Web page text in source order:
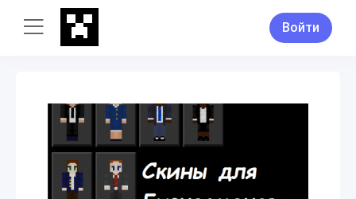
Войти